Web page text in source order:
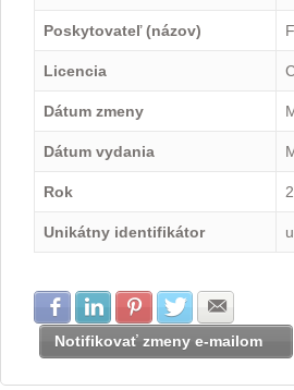
Poskytovateľ (názov)
Licencia
Dátum zmeny
Dátum vydania
Rok
Unikátny identifikátor
Zdielať na Facebook
Zdielať na LinkedIn
Zdielať naZdielať na
Notifikovať zmeny e-mailom